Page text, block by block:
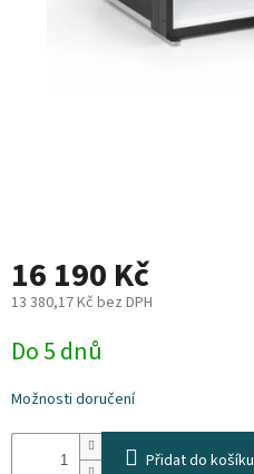
Kontakty
nás
Podmínky
osobních
16 190 Kč
13 380,17 Kč bez DPH
cena:
Do 5 dnů
Možnosti doručení
Přidat do košíku